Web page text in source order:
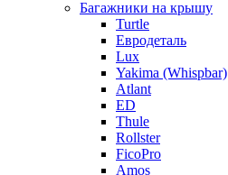
Багажники на крышу
Turtle
Евродеталь
Lux
Yakima (Whispbar)
Atlant
ED
Thule
Rollster
FicoPro
Amos